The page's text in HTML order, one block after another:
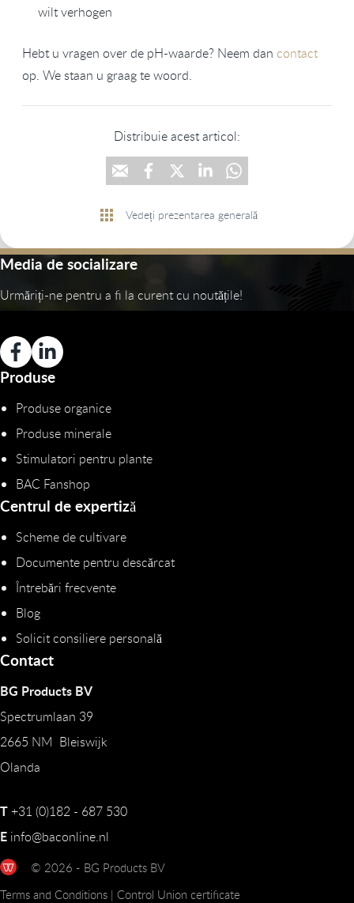
wilt verhogen
Hebt u vragen over de pH-waarde? Neem dan contact
op. We staan u graag te woord.
Distribuie acest articol:
Vedeți prezentarea generală
Media de socializare
Urmăriți-ne pentru a fi la curent cu noutățile!
Produse
Produse organice
Produse minerale
Stimulatori pentru plante
BAC Fanshop
Centrul de expertiză
Scheme de cultivare
Documente pentru descărcat
Întrebări frecvente
Blog
Solicit consiliere personală
Contact
BG Products BV
Spectrumlaan 39
2665 NM Bleiswijk
Olanda
T+31 (0)182 - 687 530
E info@baconline.nl
© 2026 - BG Products BV
Terms and Conditions | Control Union certificate